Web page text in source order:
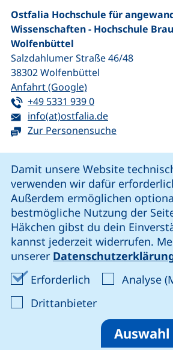
Damit unsere Website
verwenden wir dafür
Außerdem ermöglichen
bestmögliche Nutzung der
Häkchen gibst du dein
kannst jederzeit widerrufen.
unserer
Erforderlich Erforderliche
Analyse
Drittanbieter: Cookies von
Ostfalia Hochschule für
Wissenschaften - Hochschule
Wolfenbüttel
Salzdahlumer Straße 46/48
38302Wolfenbüttel
Anfahrt (Google)(externer Link,
Tel:
+49 5331 939 0(startet einen
E-Mail:
info(at)ostfalia.de(öffnet Ihr E-
Zur Personensuche
unsere Facebook-Seite (externer
unsere LinkedIn-Seite
unsere Instagram-
unsere
Cookie-Einstellungen
Impressum
Datenschutz
Erklärung zur Barrierefreiheit